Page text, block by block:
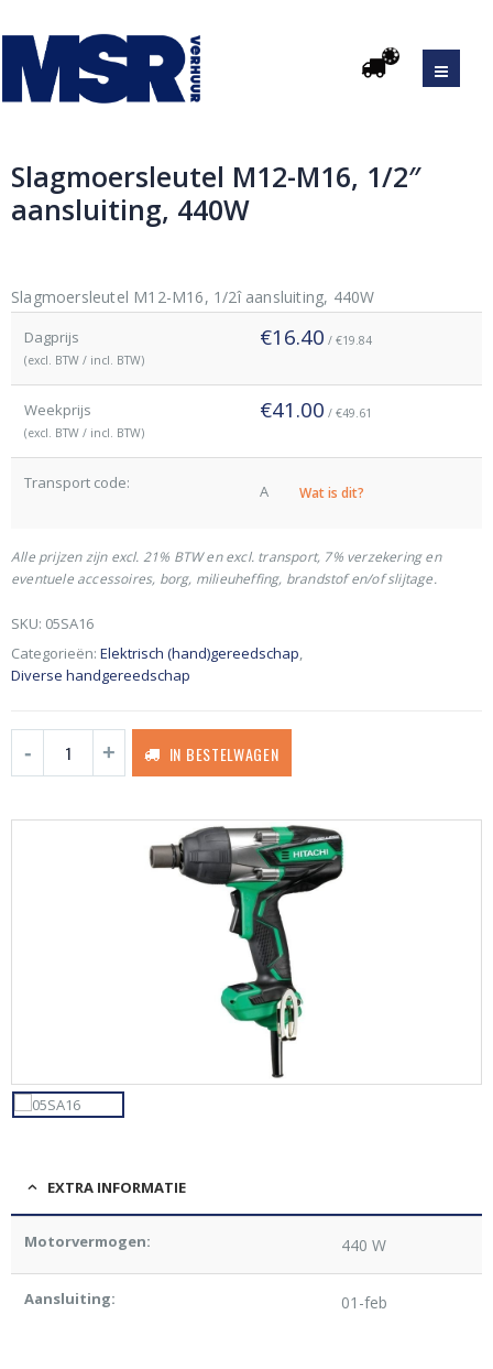
Slagmoersleutel M12-M16, 1/2″
aansluiting, 440W
was:
€41.00.
is:
€16.40.
Slagmoersleutel M12-M16, 1/2î aansluiting, 440W
Dagprijs
(excl. BTW / incl. BTW)
€16.40 / €19.84
Weekprijs
(excl. BTW / incl. BTW)
€41.00 / €49.61
Transport code: A Wat is dit?
Alle prijzen zijn excl. 21% BTW en excl. transport, 7% verzekering en
eventuele accessoires, borg, milieuheffing, brandstof en/of slijtage.
SKU: 05SA16
Categorieën: Elektrisch (hand)gereedschap
Diverse handgereedschap
IN BESTELWAGEN
EXTRA INFORMATIE
Motorvermogen: 440 W
Aansluiting: 01-feb